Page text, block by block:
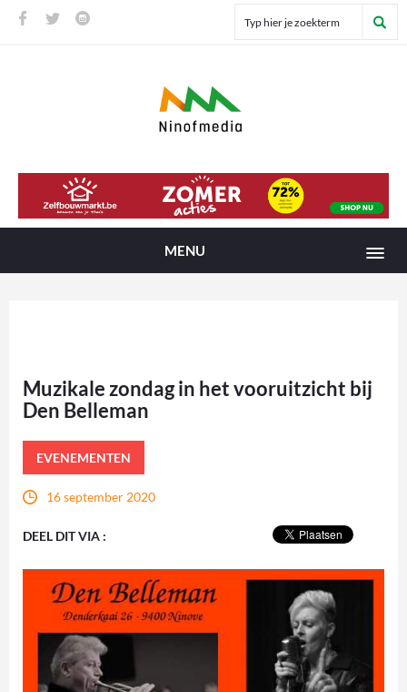
MENU
Muzikale zondag in het vooruitzicht bij
Den Belleman
EVENEMENTEN
16 september 2020
DEEL DIT VIA :